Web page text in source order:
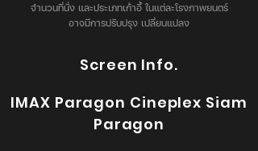
จำนวนที่นั่ง และประเภทเก้าอี้ ในแต่ละโรงภาพยนตร์
อาจมีการปรับปรุง เปลี่ยนแปลง
Screen Info.
IMAX Paragon Cineplex Siam
Paragon